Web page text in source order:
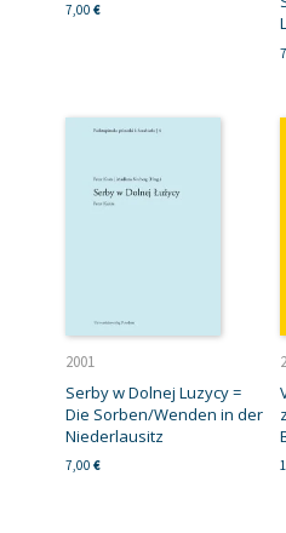
7,00 €
2001
Serby w Dolnej Luzycy =
Die Sorben/Wenden in der
Niederlausitz
7,00 €